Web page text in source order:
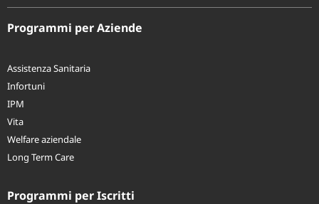
Programmi per Aziende
Assistenza Sanitaria
Infortuni
IPM
Vita
Welfare aziendale
Long Term Care
Programmi per Iscritti